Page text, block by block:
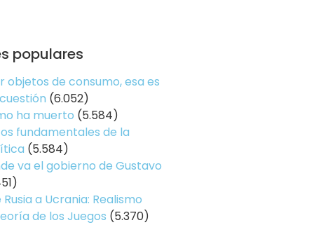
populares
objetos de consumo, esa es
(6.052)
ha muerto (5.584)
fundamentales de la
(5.584)
va el gobierno de Gustavo
a Ucrania: Realismo
de los Juegos (5.370)